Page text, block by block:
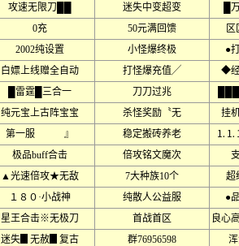
攻速无限刀██ 迷失中变超变
█
0充 50元满回馈
2002纯设置 小怪爆终极
●
白嫖上线赠全自动 打怪爆充值╱
◆
█雷霆█三合一 刀刀过兆
纯元宝上古阵宝宝 杀怪奖励〝无
挂
第一服 』 稳定搬砖养老
极品buff合击 倍攻铭文魔次
▲光速倍攻★无敌 7大种族10个
超
１８０·小战神 纯散人公益服
●
星王合击※无极刀 首战首区
良心
迷失▊无赦▊复古 群76956598